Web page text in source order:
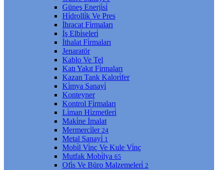
Güneş Enerji̇si̇
Hi̇drolli̇k Ve Pres
İhracat Fi̇rmaları
İş Elbi̇seleri̇
İthalat Fi̇rmaları
Jenaratör
Kablo Ve Tel
Katı Yakıt Fi̇rmaları
Kazan Tank Kalori̇fer
Ki̇mya Sanayi̇
Konteyner
Kontrol Fi̇rmaları
Li̇man Hi̇zmetleri̇
Maki̇ne İmalat
Mermerci̇ler 24
Metal Sanayi̇ 1
Mobi̇l Vi̇nç Ve Kule Vi̇nç
Mutfak Mobi̇lya 65
Ofi̇s Ve Büro Malzemeleri̇ 2